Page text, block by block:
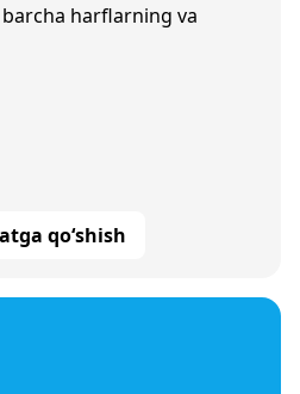
barcha harflarning va
qo‘shish